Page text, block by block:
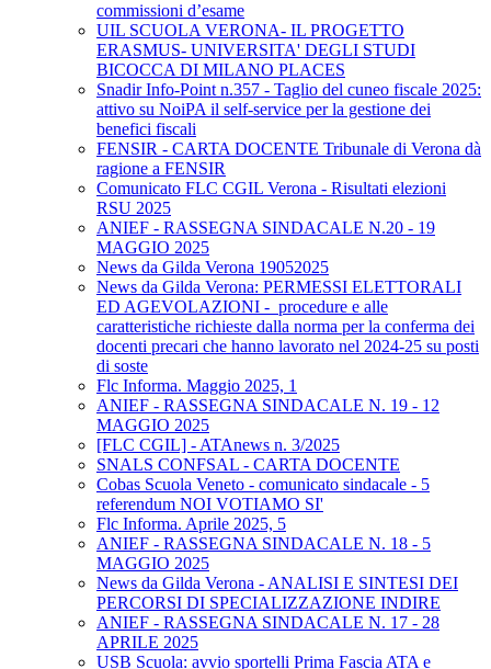
commissioni d’esame
UIL SCUOLA VERONA- IL PROGETTO
ERASMUS- UNIVERSITA' DEGLI STUDI
BICOCCA DI MILANO PLACES
Snadir Info-Point n.357 - Taglio del cuneo fiscale 2025:
attivo su NoiPA il self-service per la gestione dei
benefici fiscali
FENSIR - CARTA DOCENTE Tribunale di Verona dà
ragione a FENSIR
Comunicato FLC CGIL Verona - Risultati elezioni
RSU 2025
ANIEF - RASSEGNA SINDACALE N.20 - 19
MAGGIO 2025
News da Gilda Verona 19052025
News da Gilda Verona: PERMESSI ELETTORALI
ED AGEVOLAZIONI - procedure e alle
caratteristiche richieste dalla norma per la conferma dei
docenti precari che hanno lavorato nel 2024-25 su posti
di soste
Flc Informa. Maggio 2025, 1
ANIEF - RASSEGNA SINDACALE N. 19 - 12
MAGGIO 2025
[FLC CGIL] - ATAnews n. 3/2025
SNALS CONFSAL - CARTA DOCENTE
Cobas Scuola Veneto - comunicato sindacale - 5
referendum NOI VOTIAMO SI'
Flc Informa. Aprile 2025, 5
ANIEF - RASSEGNA SINDACALE N. 18 - 5
MAGGIO 2025
News da Gilda Verona - ANALISI E SINTESI DEI
PERCORSI DI SPECIALIZZAZIONE INDIRE
ANIEF - RASSEGNA SINDACALE N. 17 - 28
APRILE 2025
USB Scuola: avvio sportelli Prima Fascia ATA e